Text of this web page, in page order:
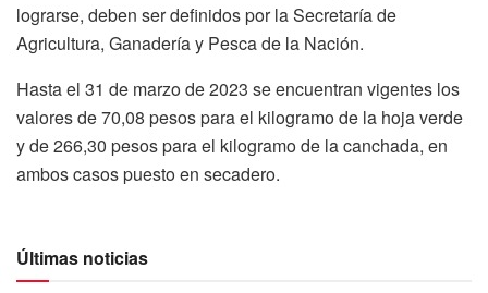
lograrse, deben ser definidos por la Secretaría de
Agricultura, Ganadería y Pesca de la Nación.
Hasta el 31 de marzo de 2023 se encuentran vigentes los
valores de 70,08 pesos para el kilogramo de la hoja verde
y de 266,30 pesos para el kilogramo de la canchada, en
ambos casos puesto en secadero.
Últimas noticias